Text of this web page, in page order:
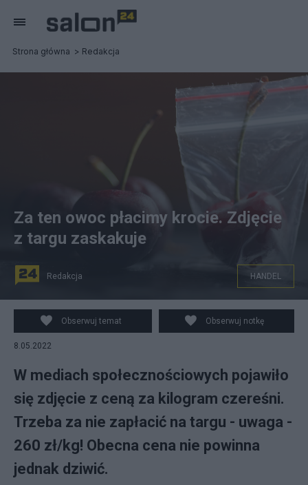
Strona główna Redakcja
W internecie pojawiło się zdjęcie, na którym widać, że za
kilogram czereśni trzeba zapłacić 260 zł.
Twitter/@krzysztofgol1
Za ten owoc płacimy krocie. Zdjęcie
z targu zaskakuje
Redakcja HANDEL
Obserwuj temat Obserwuj notkę
8.05.2022
W mediach społecznościowych pojawiło
się zdjęcie z ceną za kilogram czereśni.
Trzeba za nie zapłacić na targu - uwaga -
260 zł/kg! Obecna cena nie powinna
jednak dziwić.